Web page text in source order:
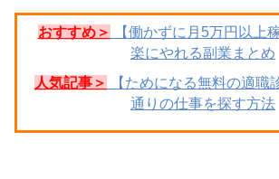
おすすめ＞
【働かずに月5万円以上
楽にやれる副業まとめ
人気記事＞
【ためになる無料の適職
通りの仕事を探す方法